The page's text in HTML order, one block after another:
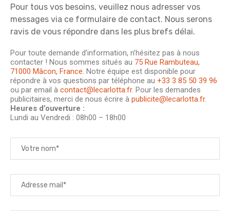
Pour tous vos besoins, veuillez nous adresser vos
messages via ce formulaire de contact. Nous serons
ravis de vous répondre dans les plus brefs délai.
Pour toute demande d’information, n’hésitez pas à nous
contacter ! Nous sommes situés au 75 Rue Rambuteau,
71000 Mâcon, France. Notre équipe est disponible pour
répondre à vos questions par téléphone au +33 3 85 50 39 96
ou par email à contact@lecarlotta.fr. Pour les demandes
publicitaires, merci de nous écrire à publicite@lecarlotta.fr.
Heures d’ouverture :
Lundi au Vendredi : 08h00 – 18h00